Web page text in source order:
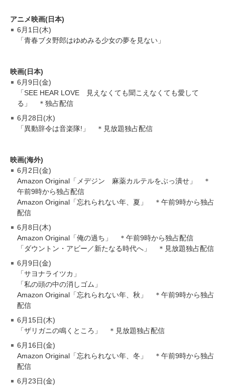
アニメ映画(日本)
6月1日(木)
「青春ブタ野郎はゆめみる少女の夢を見ない」
映画(日本)
6月9日(金)
「SEE HEAR LOVE 見えなくても聞こえなくても愛して
る」 ＊独占配信
6月28日(水)
「異動辞令は音楽隊!」 ＊見放題独占配信
映画(海外)
6月2日(金)
Amazon Original「メデジン 麻薬カルテルをぶっ潰せ」 ＊
午前9時から独占配信
Amazon Original「忘れられない年、夏」 ＊午前9時から独占
配信
6月8日(木)
Amazon Original「俺の過ち」 ＊午前9時から独占配信
「ダウントン・アビー／新たなる時代へ」 ＊見放題独占配信
6月9日(金)
「サヨナライツカ」
「私の頭の中の消しゴム」
Amazon Original「忘れられない年、秋」 ＊午前9時から独占
配信
6月15日(木)
「ザリガニの鳴くところ」 ＊見放題独占配信
6月16日(金)
Amazon Original「忘れられない年、冬」 ＊午前9時から独占
配信
6月23日(金)